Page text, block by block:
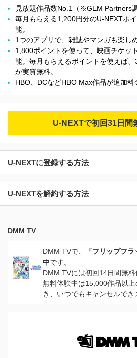
見放題作品数No.1（※GEM Partners
毎月もらえる1,200円分のU-NEXTポ
能。
1つのアプリで、雑誌やマンガも楽しめ
1,800ポイントを使って、映画チケッ
能。毎月もらえるポイントを使えば
が実質無料。
HBO、DCなどHBO Max作品が追加料
U-NEXTで初回31日間
U-NEXTに登録する方法
U-NEXTを解約する方法
DMM TV
DMM TVで、『フリップフラ
中です。
DMM TVには初回14日間無料
無料体験中は15,000作品以
き、いつでもキャンセルでき